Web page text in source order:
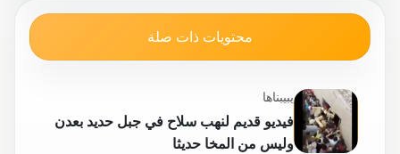
محتويات ذات صلة
يبيبناها
فيديو قديم لنهب سلاح في جبل حديد بعدن
وليس من المخا حديثا